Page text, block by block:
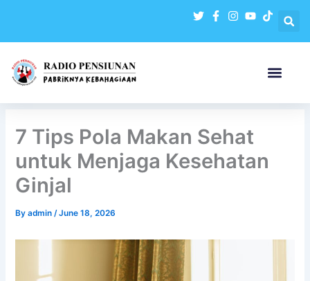
content
7 Tips Pola Makan Sehat
untuk Menjaga Kesehatan
Ginjal
Byadmin/June 18, 2026